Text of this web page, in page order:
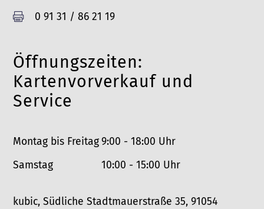
e
o
n
f
o
n

F
0 91 31 / 86 21 19
Öffnungszeiten:
Kartenvorverkauf und
Service
Montag bis Freitag 9:00 - 18:00 Uhr
Samstag
10:00 - 15:00 Uhr
kubic, Südliche Stadtmauerstraße 35, 91054